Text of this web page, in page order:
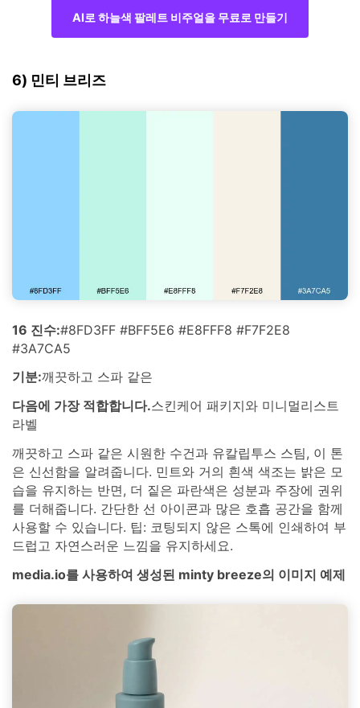
AI로 하늘색 팔레트 비주얼을 무료로 만들기
6) 민티 브리즈
16 진수:#8FD3FF #BFF5E6 #E8FFF8 #F7F2E8
#3A7CA5
기분:깨끗하고 스파 같은
다음에 가장 적합합니다.스킨케어 패키지와 미니멀리스트
라벨
깨끗하고 스파 같은 시원한 수건과 유칼립투스 스팀, 이 톤
은 신선함을 알려줍니다. 민트와 거의 흰색 색조는 밝은 모
습을 유지하는 반면, 더 짙은 파란색은 성분과 주장에 권위
를 더해줍니다. 간단한 선 아이콘과 많은 호흡 공간을 함께
사용할 수 있습니다. 팁: 코팅되지 않은 스톡에 인쇄하여 부
드럽고 자연스러운 느낌을 유지하세요.
media.io를 사용하여 생성된 minty breeze의 이미지 예제